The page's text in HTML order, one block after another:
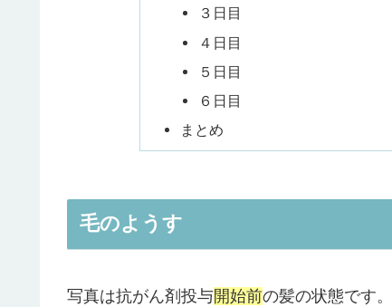
３日目
４日目
５日目
６日目
まとめ
毛のようす
写真は抗がん剤投与開始前の髪の状態です。